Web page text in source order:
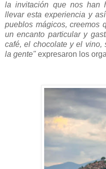
la invitación que nos han
llevar esta experiencia y
pueblos mágicos, creemos
un encanto particular y
café, el chocolate y el vino,
la gente" expresaron los